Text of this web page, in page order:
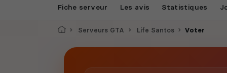
Fiche serveur Les avis Statistiques
AccueilServeurs GTA Life Santos Voter